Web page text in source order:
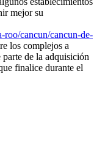
mejor su
roo/cancun/cancun-de-
los complejos a
de la adquisición
finalice durante el